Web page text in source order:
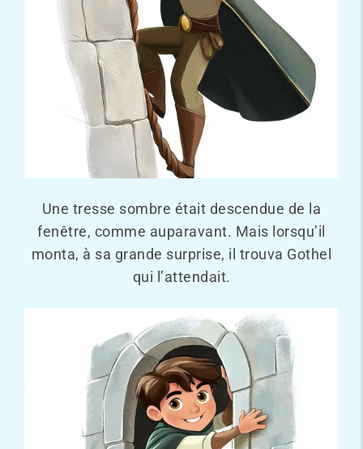
Une tresse sombre était descendue de la
fenêtre, comme auparavant. Mais lorsqu’il
monta, à sa grande surprise, il trouva Gothel
qui l’attendait.